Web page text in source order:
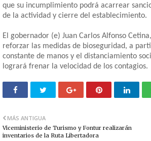
que su incumplimiento podrá acarrear
de la actividad y cierre del establecimiento.
El gobernador (e) Juan Carlos Alfonso
reforzar las medidas de bioseguridad, a
constante de manos y el distanciamiento
logrará frenar la velocidad de los contagios.
MÁS ANTIGUA
Viceministerio de Turismo y Fontur realizarán
inventarios de la Ruta Libertadora